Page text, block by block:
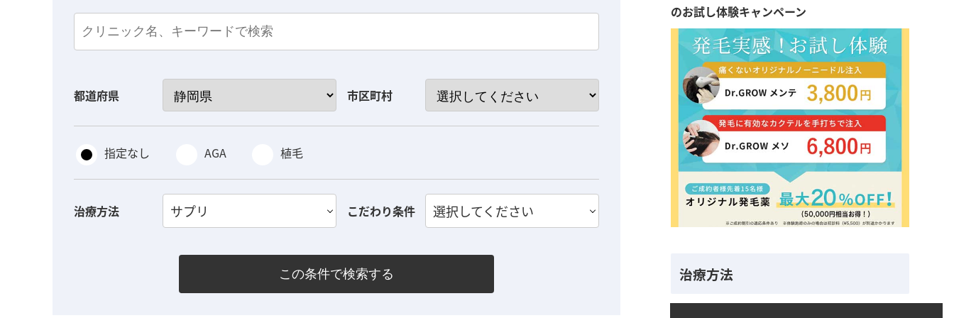
都道府県 市区町村
指定なし AGA 植毛
治療方法 サプリ こだわり条件 選択してください
この条件で検索する
のお試し体験キャンペーン
治療方法